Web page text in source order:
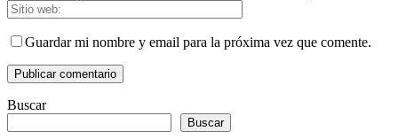
Guardar mi nombre y email para la próxima vez que comente.
Buscar
Buscar